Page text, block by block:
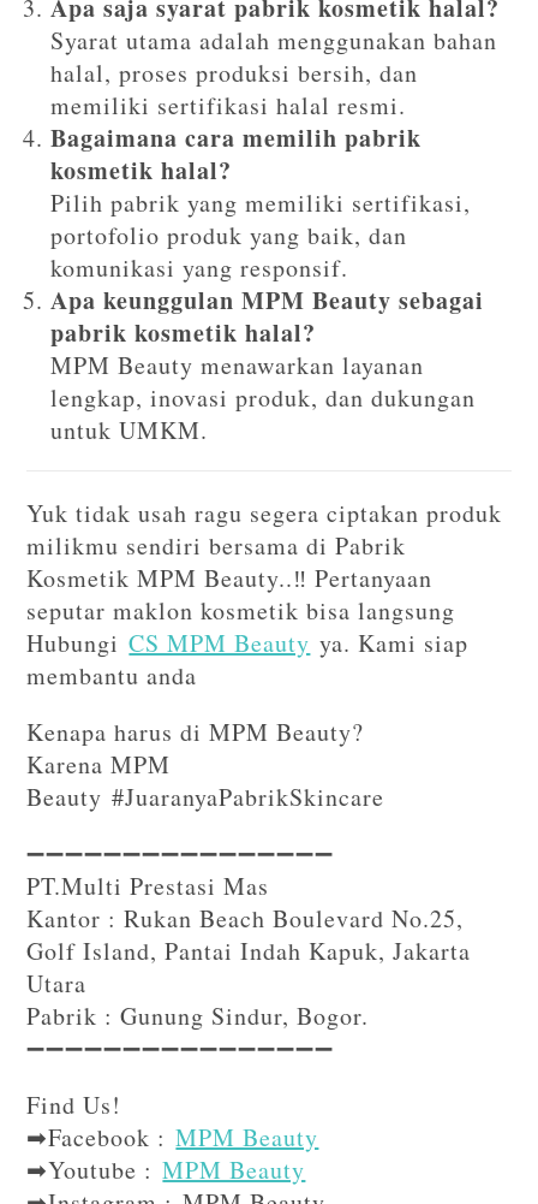
Apa saja syarat pabrik kosmetik halal?
Syarat utama adalah menggunakan bahan
halal, proses produksi bersih, dan
memiliki sertifikasi halal resmi.
Bagaimana cara memilih pabrik
kosmetik halal?
Pilih pabrik yang memiliki sertifikasi,
portofolio produk yang baik, dan
komunikasi yang responsif.
Apa keunggulan MPM Beauty sebagai
pabrik kosmetik halal?
MPM Beauty menawarkan layanan
lengkap, inovasi produk, dan dukungan
untuk UMKM.
Yuk tidak usah ragu segera ciptakan produk
milikmu sendiri bersama di Pabrik
Kosmetik MPM Beauty..‼️ Pertanyaan
seputar maklon kosmetik bisa langsung
HubungiCS MPM Beauty ya. Kami siap
membantu anda
Kenapa harus di MPM Beauty?
Karena MPM
Beauty #JuaranyaPabrikSkincare
➖➖➖➖➖➖➖➖➖➖➖➖➖➖➖➖⁣⁣
PT.Multi Prestasi Mas
Kantor : Rukan Beach Boulevard No.25,
Golf Island, Pantai Indah Kapuk, Jakarta
Utara
Pabrik : Gunung Sindur, Bogor.
➖➖➖➖➖➖➖➖➖➖➖➖➖➖➖➖⁣⁣⁣
Find Us!⁣⁣⁣
➡Facebook :MPM Beauty
➡Youtube :MPM Beauty